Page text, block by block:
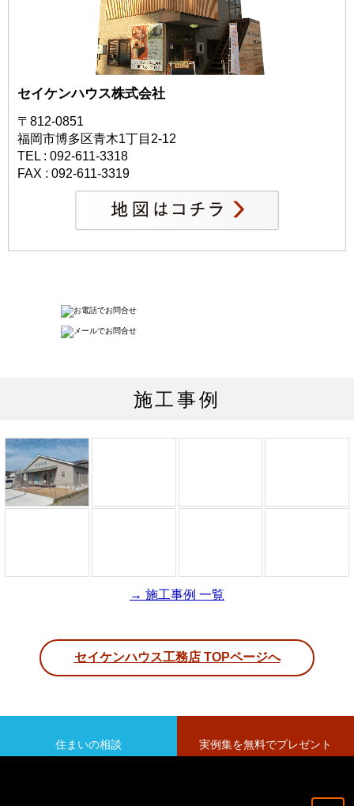
セイケンハウス株式会社
〒812-0851
福岡市博多区青木1丁目2-12
TEL : 092-611-3318
FAX : 092-611-3319
施工事例
→ 施工事例 一覧
セイケンハウス工務店 TOPページへ
住まいの相談 実例集を無料でプレゼント